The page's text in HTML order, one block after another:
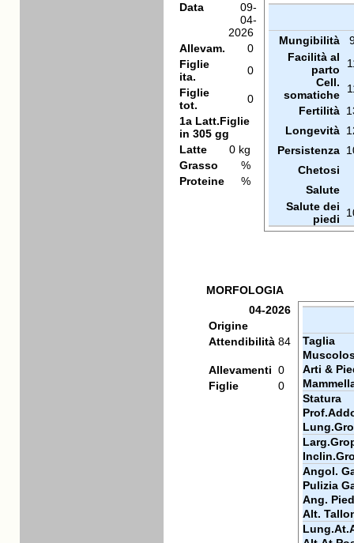
Data
09-
04-
2026
Allevam.
0
Figlie
ita.
0
Figlie
tot.
0
1a Latt.Figlie
in 305 gg
Latte
0 kg
Grasso
%
Proteine
%
Mungibilità
Facilità al
parto
Cell.
somatiche
Fertilità
Longevità
Persistenza
Chetosi
Salute
Salute dei
piedi
MORFOLOGIA
04-2026
Origine
Attendibilità 84
Allevamenti 0
Figlie
0
Taglia
Arti &
Statura
Angol.
Pulizia
Ang.
Alt.